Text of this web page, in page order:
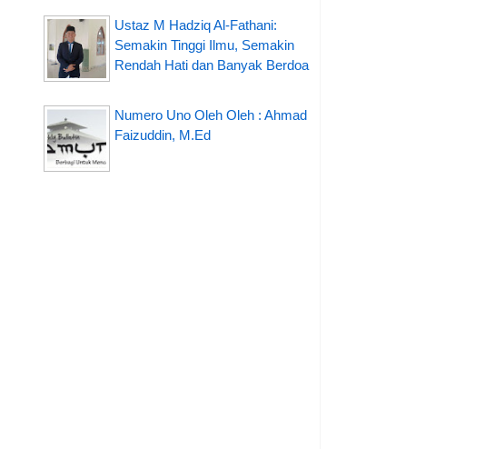
Ustaz M Hadziq Al-Fathani:
Semakin Tinggi Ilmu, Semakin
Rendah Hati dan Banyak Berdoa
Numero Uno Oleh Oleh : Ahmad
Faizuddin, M.Ed